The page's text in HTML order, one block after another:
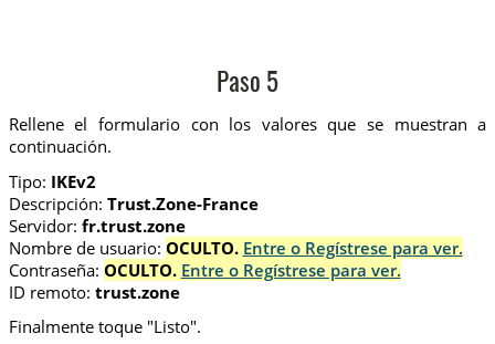
Paso 5
Rellene el formulario con los valores que se muestran a
continuación.
Tipo: IKEv2
Descripción: Trust.Zone-France
Servidor: fr.trust.zone
Nombre de usuario: OCULTO. Entre o Regístrese para ver.
Contraseña: OCULTO. Entre o Regístrese para ver.
ID remoto: trust.zone
Finalmente toque "Listo".